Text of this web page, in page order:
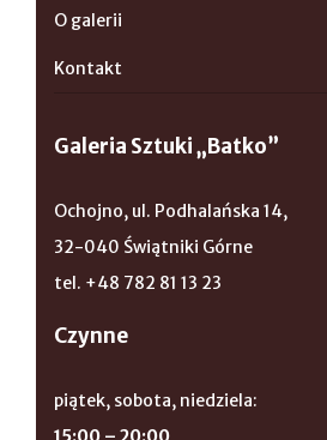
O galerii
Kontakt
Galeria Sztuki „Batko”
Ochojno, ul. Podhalańska 14,
32-040 Świątniki Górne
tel. +48 782 81 13 23
Czynne
piątek, sobota, niedziela: